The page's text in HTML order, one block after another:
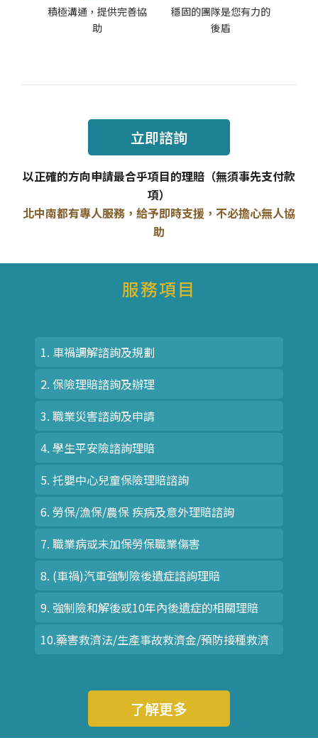
積極溝通，提供完善協
助
穩固的團隊是您有力的
後盾
立即諮詢
以正確的方向申請最合乎項目的理賠（無須事先支付款
項）
北中南都有專人服務，給予即時支援，不必擔心無人協
助
服務項目
1. 車禍調解諮詢及規劃
2. 保險理賠諮詢及辦理
3. 職業災害諮詢及申請
4. 學生平安險諮詢理賠
5. 托嬰中心兒童保險理賠諮詢
6. 勞保/漁保/農保 疾病及意外理賠諮詢
7. 職業病或未加保勞保職業傷害
8. (車禍)汽車強制險後遺症諮詢理賠
9. 強制險和解後或10年內後遺症的相關理賠
10.藥害救濟法/生產事故救濟金/預防接種救濟
了解更多